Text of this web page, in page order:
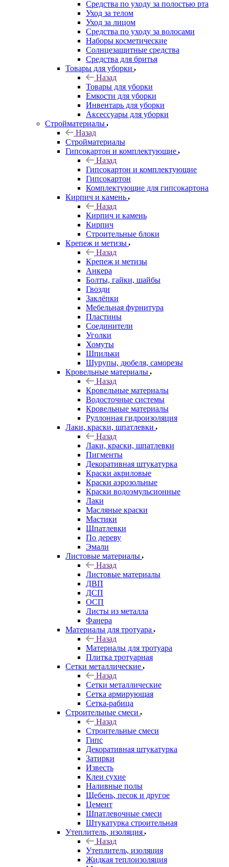
Средства по уходу за полостью рта
Уход за телом
Уход за лицом
Средства по уходу за волосами
Наборы косметические
Солнцезащитные средства
Средства для бритья
Товары для уборки
Назад
Товары для уборки
Емкости для уборки
Инвентарь для уборки
Аксессуары для уборки
Стройматериалы
Назад
Стройматериалы
Гипсокартон и комплектующие
Назад
Гипсокартон и комплектующие
Гипсокартон
Комплектующие для гипсокартона
Кирпич и камень
Назад
Кирпич и камень
Кирпич
Строительные блоки
Крепеж и метизы
Назад
Крепеж и метизы
Анкера
Болты, гайки, шайбы
Гвозди
Заклёпки
Мебельная фурнитура
Пластины
Соединители
Уголки
Хомуты
Шпильки
Шурупы, дюбеля, саморезы
Кровельные материалы
Назад
Кровельные материалы
Водосточные системы
Кровельные материалы
Руллонная гидроизоляция
Лаки, краски, шпатлевки
Назад
Лаки, краски, шпатлевки
Пигменты
Декоративная штукатурка
Краски акриловые
Краски аэрозольные
Краски водоэмульсионные
Лаки
Масляные краски
Мастики
Шпатлевки
По дереву
Эмали
Листовые материалы
Назад
Листовые материалы
ДВП
ДСП
ОСП
Листы из металла
Фанера
Материалы для тротуара
Назад
Материалы для тротуара
Плитка тротуарная
Сетки металлические
Назад
Сетки металлические
Сетка армирующая
Сетка-рабица
Строительные смеси
Назад
Строительные смеси
Гипс
Декоративная штукатурка
Затирки
Известь
Клеи сухие
Наливные полы
Щебень, песок и другое
Цемент
Шпатлевочные смеси
Штукатурка строительная
Утеплитель, изоляция
Назад
Утеплитель, изоляция
Жидкая теплоизоляция